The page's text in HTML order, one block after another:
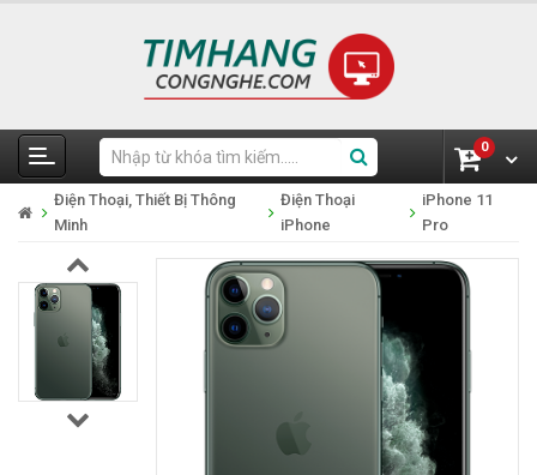
0
Điện Thoại, Thiết Bị Thông
Minh
Điện Thoại
iPhone
iPhone 11
Pro